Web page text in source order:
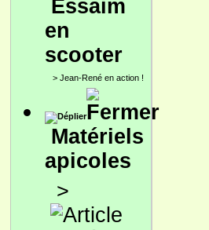
Essaim
en
scooter
> Jean-René en action !
Matériels
apicoles
>